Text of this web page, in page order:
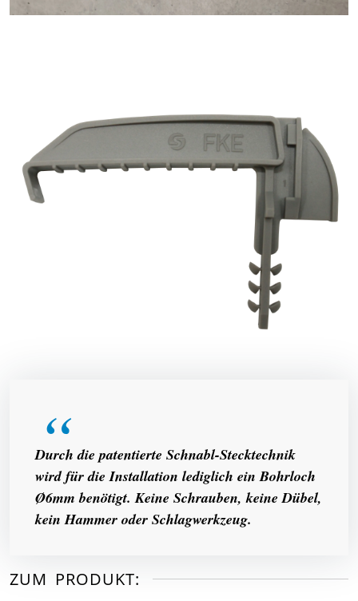
“
Durch die patentierte Schnabl-Stecktechnik
wird für die Installation lediglich ein Bohrloch
Ø6mm benötigt. Keine Schrauben, keine Dübel,
kein Hammer oder Schlagwerkzeug.
ZUM PRODUKT: